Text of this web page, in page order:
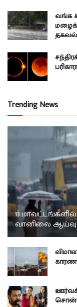
வங்க
Trending News
13
வானிலை